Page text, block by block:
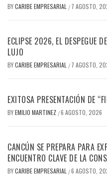
BYCARIBE EMPRESARIAL / 7 AGOSTO,
ECLIPSE 2026, EL DESPEGUE
LUJO
BYCARIBE EMPRESARIAL / 7 AGOSTO,
EXITOSA PRESENTACIÓN DE
BYEMILIO MARTINEZ /6 AGOSTO, 2026
CANCÚN SE PREPARA PARA
ENCUENTRO CLAVE DE LA
BYCARIBE EMPRESARIAL /6 AGOSTO,